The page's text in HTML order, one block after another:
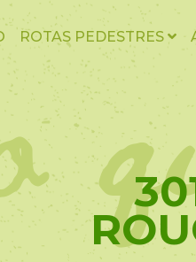
ROTAS PEDESTRES